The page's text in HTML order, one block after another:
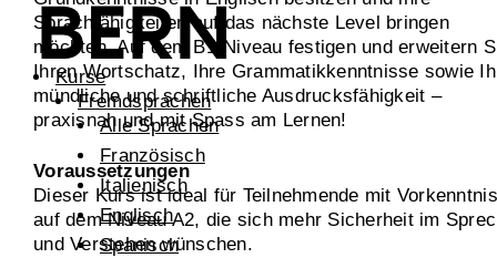
Kurse
Fremdsprachen
Alle Sprachen
Französisch
Italienisch
Englisch
Spanisch
Sprachfähigkeiten auf das nächste Level bringen
möchten. Auf dem B1-Niveau festigen und erweitern
Ihren Wortschatz, Ihre Grammatikkenntnisse sowie
mündliche und schriftliche Ausdrucksfähigkeit –
praxisnah und mit Spass am Lernen!
Voraussetzungen
Dieser Kurs ist ideal für Teilnehmende mit
auf dem Niveau A2, die sich mehr Sicherheit im
und Verstehen wünschen.